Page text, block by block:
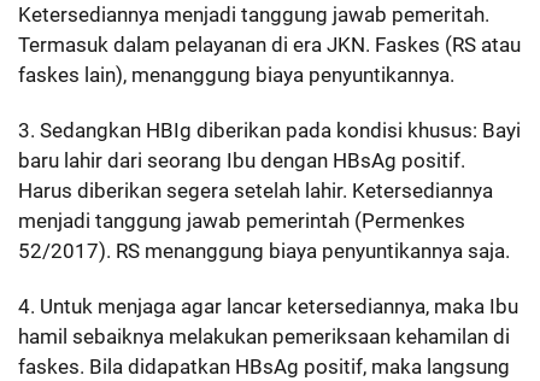
Ketersediannya menjadi tanggung jawab pemeritah.
Termasuk dalam pelayanan di era JKN. Faskes (RS atau
faskes lain), menanggung biaya penyuntikannya.
3. Sedangkan HBIg diberikan pada kondisi khusus: Bayi
baru lahir dari seorang Ibu dengan HBsAg positif.
Harus diberikan segera setelah lahir. Ketersediannya
menjadi tanggung jawab pemerintah (Permenkes
52/2017). RS menanggung biaya penyuntikannya saja.
4. Untuk menjaga agar lancar ketersediannya, maka Ibu
hamil sebaiknya melakukan pemeriksaan kehamilan di
faskes. Bila didapatkan HBsAg positif, maka langsung